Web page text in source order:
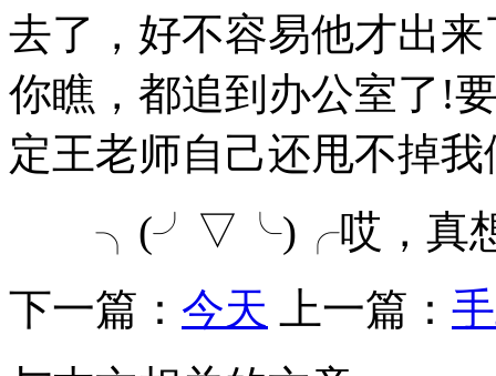
去了，好不容易他才出
你瞧，都追到办公室了!
定王老师自己还甩不掉
╮(╯▽╰)╭哎，真想让
下一篇： 今天 上一篇：